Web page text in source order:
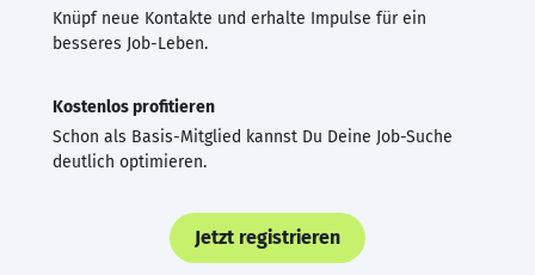
Knüpf neue Kontakte und erhalte Impulse für ein
besseres Job-Leben.
Kostenlos profitieren
Schon als Basis-Mitglied kannst Du Deine Job-Suche
deutlich optimieren.
Jetzt registrieren